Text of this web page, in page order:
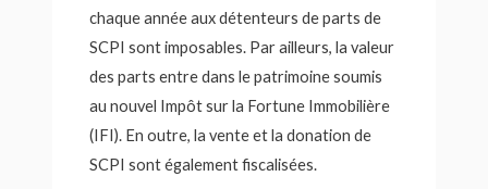
chaque année aux détenteurs de parts de
SCPI sont imposables. Par ailleurs, la valeur
des parts entre dans le patrimoine soumis
au nouvel Impôt sur la Fortune Immobilière
(IFI). En outre, la vente et la donation de
SCPI sont également fiscalisées.